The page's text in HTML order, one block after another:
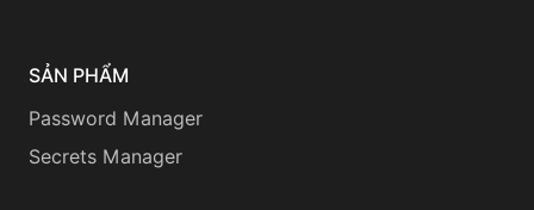
SẢN PHẨM
Password Manager
Secrets Manager